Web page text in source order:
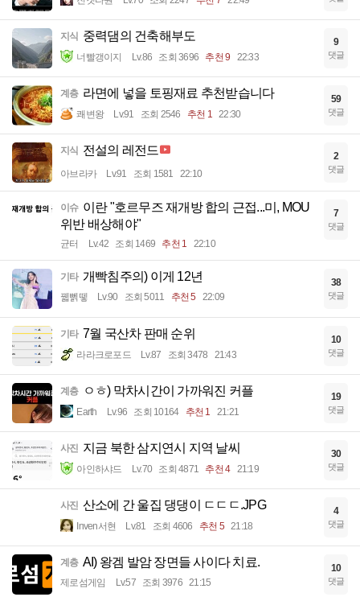
지식 중력댐의 건축해부도
너빨갱이지 Lv.86 조회 3696 추천 9 22:33
9
댓글
계층 라면에 넣을 토핑재료 추천받습니다
쾌변왕 Lv.91 조회 2546 추천 1 22:30
59
댓글
지식 전설의 레전드
아브라카 Lv.91 조회 1581 22:10
2
댓글
이슈 이란 "호르무즈 재개방 합의 근접...미, MOU
위반 배상해야"
균터 Lv.42 조회 1469 추천 1 22:10
7
댓글
기타 개빡침주의) 이게 12년
꿻뻵뗗 Lv.90 조회 5011 추천 5 22:09
38
댓글
기타 7월 국산차 판매 순위
라라크로포드 Lv.87 조회 3478 21:43
10
댓글
계층 ㅇㅎ) 막차시간이 가까워진 커플
Earth Lv.96 조회 10164 추천 1 21:21
19
댓글
사진 지금 북한 삼지연시 지역 날씨
아인하샤드 Lv.70 조회 4871 추천 4 21:19
30
댓글
사진 산소에 간 울집 댕댕이 ㄷㄷㄷ.JPG
Inven서현 Lv.81 조회 4606 추천 5 21:18
4
댓글
계층 AI) 왕겜 발암 장면들 사이다 치료.
제로섬게임 Lv.57 조회 3976 21:15
10
댓글